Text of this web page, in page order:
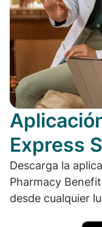
Express
Descarga la
Pharmacy
desde cualquier